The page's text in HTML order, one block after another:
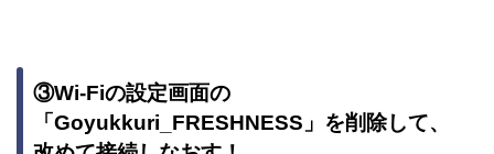
③Wi-Fiの設定画面の
「Goyukkuri_FRESHNESS」を削除して、